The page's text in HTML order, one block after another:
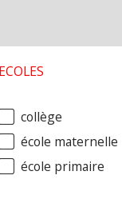
ECOLES
collège
école maternelle
école primaire